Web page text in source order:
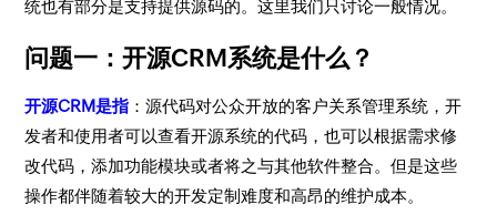
统也有部分是支持提供源码的。这里我们只讨论一般情况。
问题一：开源CRM系统是什么？
开源CRM是指 ：源代码对公众开放的客户关系管理系统，开
发者和使用者可以查看开源系统的代码，也可以根据需求修
改代码，添加功能模块或者将之与其他软件整合。但是这些
操作都伴随着较大的开发定制难度和高昂的维护成本。